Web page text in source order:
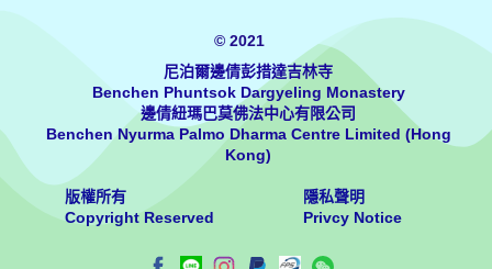
© 2021
尼泊爾邊倩彭措達吉林寺
Benchen Phuntsok Dargyeling Monastery
邊倩紐瑪巴莫佛法中心有限公司
Benchen Nyurma Palmo Dharma Centre Limited (Hong
Kong)
版權所有
Copyright Reserved
隱私聲明
Privcy Notice